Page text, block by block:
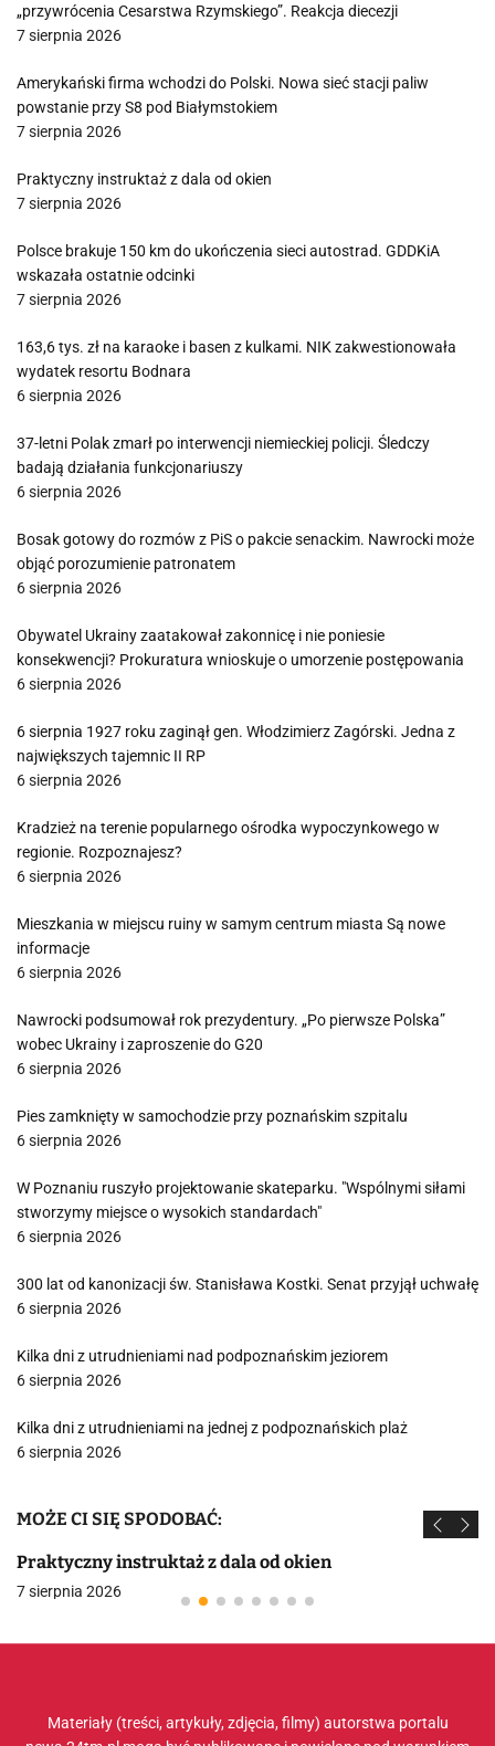
„przywrócenia Cesarstwa Rzymskiego”. Reakcja diecezji
7 sierpnia 2026
Amerykański firma wchodzi do Polski. Nowa sieć stacji paliw
powstanie przy S8 pod Białymstokiem
7 sierpnia 2026
Praktyczny instruktaż z dala od okien
7 sierpnia 2026
Polsce brakuje 150 km do ukończenia sieci autostrad. GDDKiA
wskazała ostatnie odcinki
7 sierpnia 2026
163,6 tys. zł na karaoke i basen z kulkami. NIK zakwestionowała
wydatek resortu Bodnara
6 sierpnia 2026
37-letni Polak zmarł po interwencji niemieckiej policji. Śledczy
badają działania funkcjonariuszy
6 sierpnia 2026
Bosak gotowy do rozmów z PiS o pakcie senackim. Nawrocki może
objąć porozumienie patronatem
6 sierpnia 2026
Obywatel Ukrainy zaatakował zakonnicę i nie poniesie
konsekwencji? Prokuratura wnioskuje o umorzenie postępowania
6 sierpnia 2026
6 sierpnia 1927 roku zaginął gen. Włodzimierz Zagórski. Jedna z
największych tajemnic II RP
6 sierpnia 2026
Kradzież na terenie popularnego ośrodka wypoczynkowego w
regionie. Rozpoznajesz?
6 sierpnia 2026
Mieszkania w miejscu ruiny w samym centrum miasta Są nowe
informacje
6 sierpnia 2026
Nawrocki podsumował rok prezydentury. „Po pierwsze Polska”
wobec Ukrainy i zaproszenie do G20
6 sierpnia 2026
Pies zamknięty w samochodzie przy poznańskim szpitalu
6 sierpnia 2026
W Poznaniu ruszyło projektowanie skateparku. "Wspólnymi siłami
stworzymy miejsce o wysokich standardach"
6 sierpnia 2026
300 lat od kanonizacji św. Stanisława Kostki. Senat przyjął uchwałę
6 sierpnia 2026
Kilka dni z utrudnieniami nad podpoznańskim jeziorem
6 sierpnia 2026
Kilka dni z utrudnieniami na jednej z podpoznańskich plaż
6 sierpnia 2026
MOŻE CI SIĘ SPODOBAĆ:
Praktyczny instruktaż z dala od okien
7 sierpnia 2026
Materiały (treści, artykuły, zdjęcia, filmy) autorstwa portalu